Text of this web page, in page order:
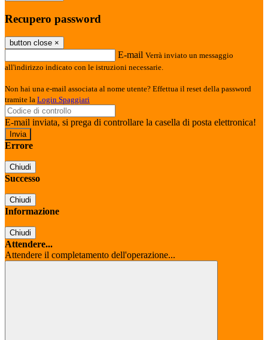
Recupero password
button close ×
E-mail Verrà inviato un messaggio
all'indirizzo indicato con le istruzioni necessarie.
Non hai una e-mail associata al nome utente? Effettua il reset della password
tramite la Login Spaggiari
E-mail inviata, si prega di controllare la casella di posta elettronica!
Errore
Chiudi
Successo
Chiudi
Informazione
Chiudi
Attendere...
Attendere il completamento dell'operazione...